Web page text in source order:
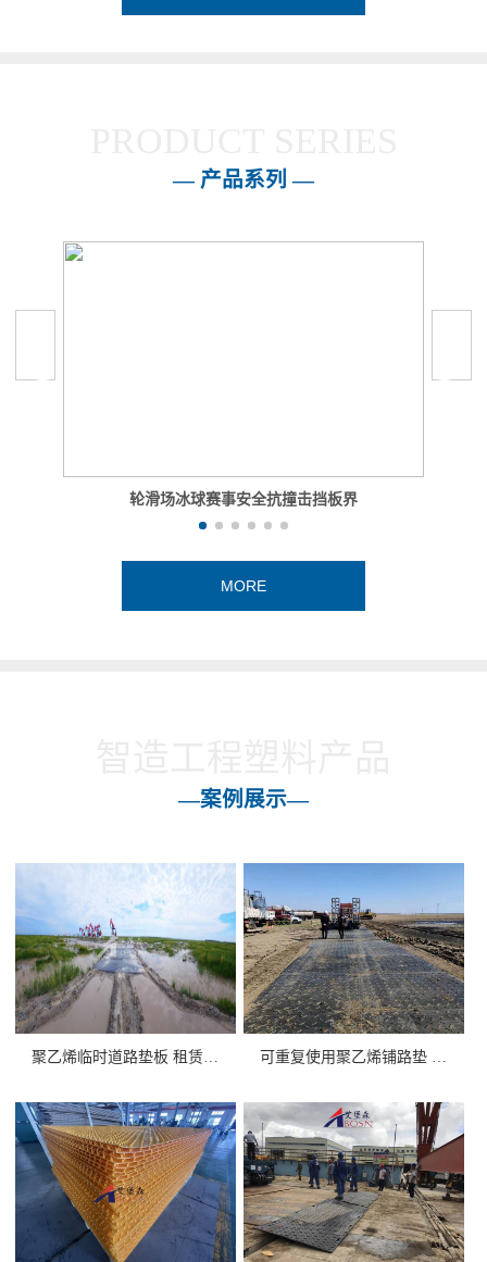
— 产品系列 —
轮滑场冰球赛事安全抗撞击挡板界
MORE
—案例展示—
聚乙烯临时道路垫板 租赁/销售 可重复使用聚乙烯铺路垫 高承重